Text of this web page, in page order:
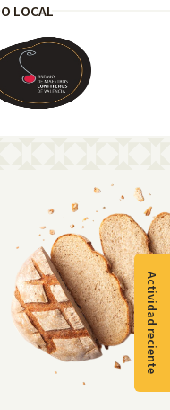
Actividad reciente